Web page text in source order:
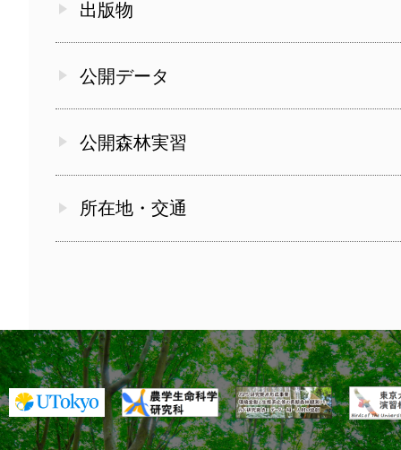
出版物
公開データ
公開森林実習
所在地・交通